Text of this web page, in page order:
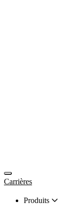
Carrières
Produits